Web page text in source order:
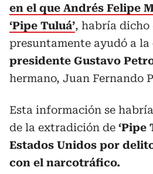
en el que Andrés Felipe
‘Pipe Tuluá’, habría dicho
presuntamente ayudó a la
presidente Gustavo
hermano, Juan Fernando
Esta información se
de la extradición de ‘Pipe
Estados Unidos por
con el narcotráfico.